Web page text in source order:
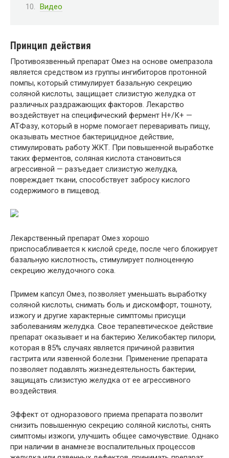
Видео
Принцип действия
Противоязвенный препарат Омез на основе омепразола
является средством из группы ингибиторов протонной
помпы, который стимулирует базальную секрецию
соляной кислоты, защищает слизистую желудка от
различных раздражающих факторов. Лекарство
воздействует на специфический фермент Н+/К+ —
АТФазу, который в норме помогает переваривать пищу,
оказывать местное бактерицидное действие,
стимулировать работу ЖКТ. При повышенной выработке
таких ферментов, соляная кислота становиться
агрессивной — разъедает слизистую желудка,
повреждает ткани, способствует забросу кислого
содержимого в пищевод.
Лекарственный препарат Омез хорошо
приспосабливается к кислой среде, после чего блокирует
базальную кислотность, стимулирует полноценную
секрецию желудочного сока.
Примем капсул Омез, позволяет уменьшать выработку
соляной кислоты, снимать боль и дискомфорт, тошноту,
изжогу и другие характерные симптомы присущи
заболеваниям желудка. Свое терапевтическое действие
препарат оказывает и на бактерию Хеликобактер пилори,
которая в 85% случаях является причиной развития
гастрита или язвенной болезни. Применение препарата
позволяет подавлять жизнедеятельность бактерии,
защищать слизистую желудка от ее агрессивного
воздействия.
Эффект от одноразового приема препарата позволит
снизить повышенную секрецию соляной кислоты, снять
симптомы изжоги, улучшить общее самочувствие. Однако
при наличии в анамнезе воспалительных процессов